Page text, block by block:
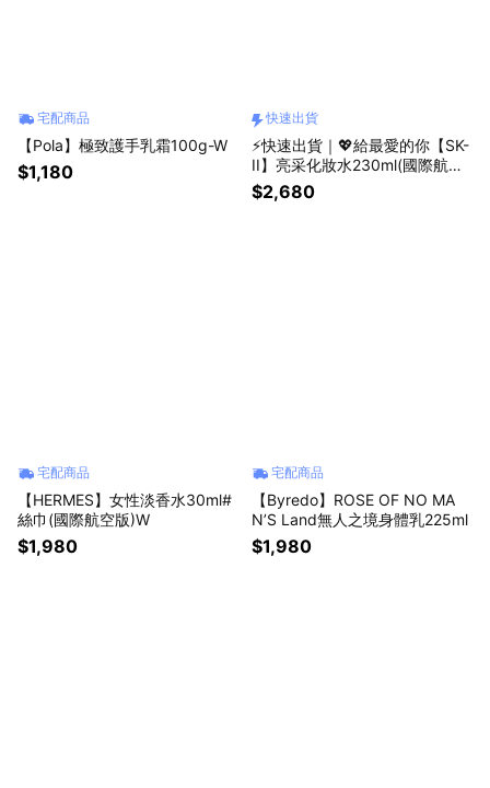
宅配商品
【Pola】極致護手乳霜100g-W
$1,180
快速出貨
⚡快速出貨｜💖給最愛的你【SK-
II】亮采化妝水230ml(國際航空
版)L
$2,680
宅配商品
【HERMES】女性淡香水30ml#
絲巾(國際航空版)W
$1,980
宅配商品
【Byredo】ROSE OF NO MA
N’S Land無人之境身體乳225ml
$1,980